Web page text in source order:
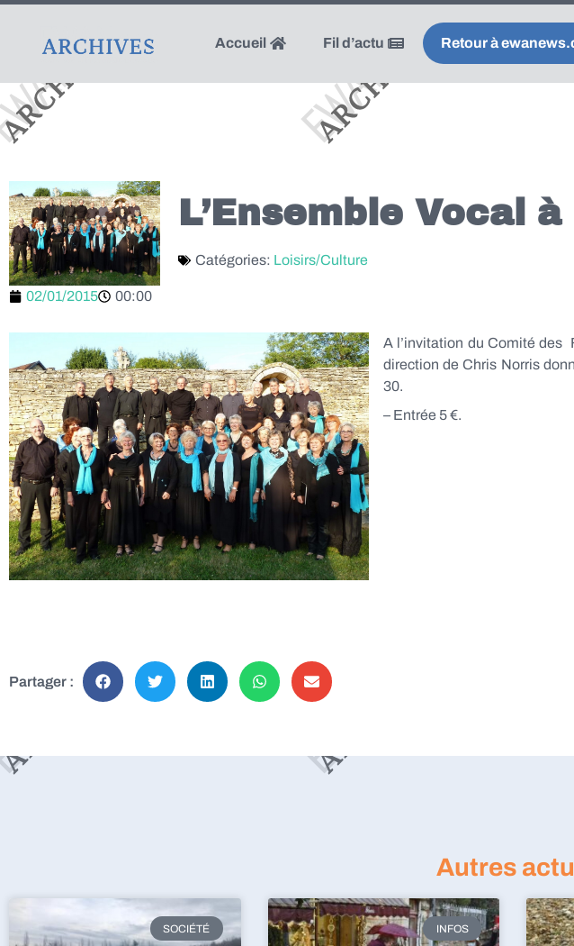
Accueil Fil d’actu Retour à
L’Ensemble Vocal
Catégories: Loisirs/Culture
02/01/2015 00:00
A l’invitation du Comité des
direction de Chris Norris
30.
– Entrée 5 €.
Partager :
Autres
SOCIÉTÉ INFOS